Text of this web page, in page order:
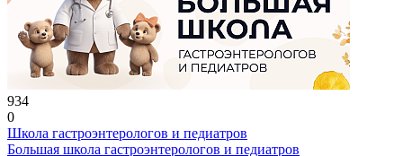
934
0
Школа гастроэнтерологов и педиатров
Большая школа гастроэнтерологов и педиатров